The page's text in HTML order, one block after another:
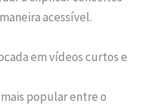
acessível.
em vídeos curtos e
popular entre o